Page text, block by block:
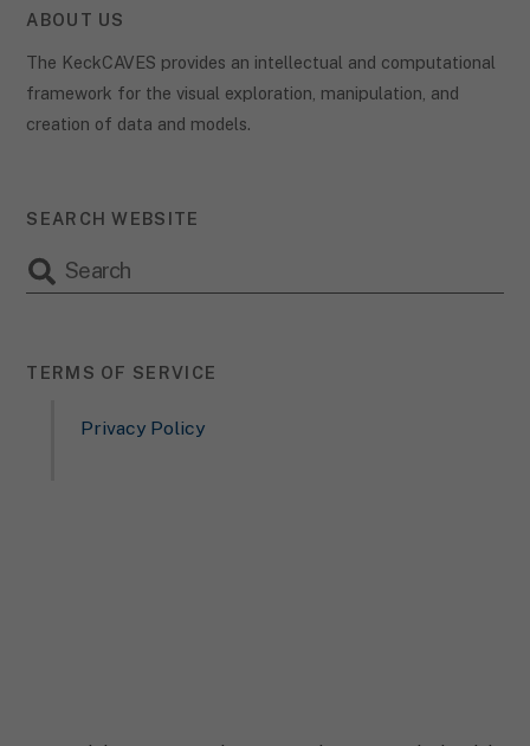
ABOUT US
The KeckCAVES provides an intellectual and computational
framework for the visual exploration, manipulation, and
creation of data and models.
SEARCH WEBSITE
TERMS OF SERVICE
Privacy Policy